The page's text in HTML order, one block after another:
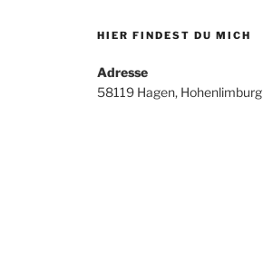
HIER FINDEST DU MICH
Adresse
58119 Hagen, Hohenlimburg